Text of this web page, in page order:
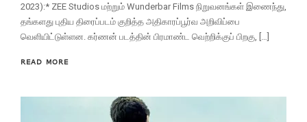
2023):* ZEE Studios மற்றும் Wunderbar Films நிறுவனங்கள் இணைந்து,
தங்களது புதிய திரைப்படம் குறித்த அதிகாரப்பூர்வ அறிவிப்பை
வெளியிட்டுள்ளன. கர்ணன் படத்தின் பிரமாண்ட வெற்றிக்குப் பிறகு, […]
READ MORE